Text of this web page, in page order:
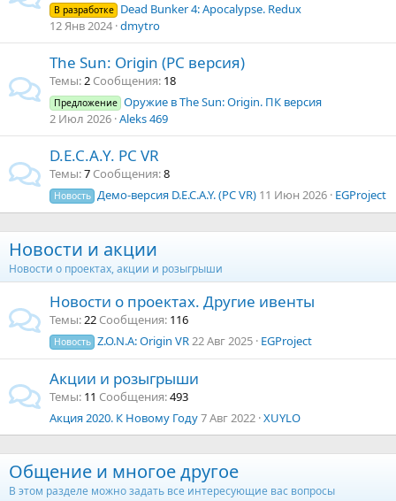
В разработке Dead Bunker 4: Apocalypse. Redux
12 Янв 2024 dmytro
The Sun: Origin (PC версия)
Темы 2 Сообщения 18
Предложение Оружие в The Sun: Origin. ПК версия
2 Июл 2026 Aleks 469
D.E.C.A.Y. PC VR
Темы 7 Сообщения 8
Новость Демо-версия D.E.C.A.Y. (PC VR) 11 Июн 2026 EGProject
Новости и акции
Новости о проектах, акции и розыгрыши
Новости о проектах. Другие ивенты
Темы 22 Сообщения 116
Новость Z.O.N.A: Origin VR22 Авг 2025 EGProject
Акции и розыгрыши
Темы 11 Сообщения 493
Акция 2020. К Новому Году7 Авг 2022 XUYLO
Общение и многое другое
В этом разделе можно задать все интересующие вас вопросы